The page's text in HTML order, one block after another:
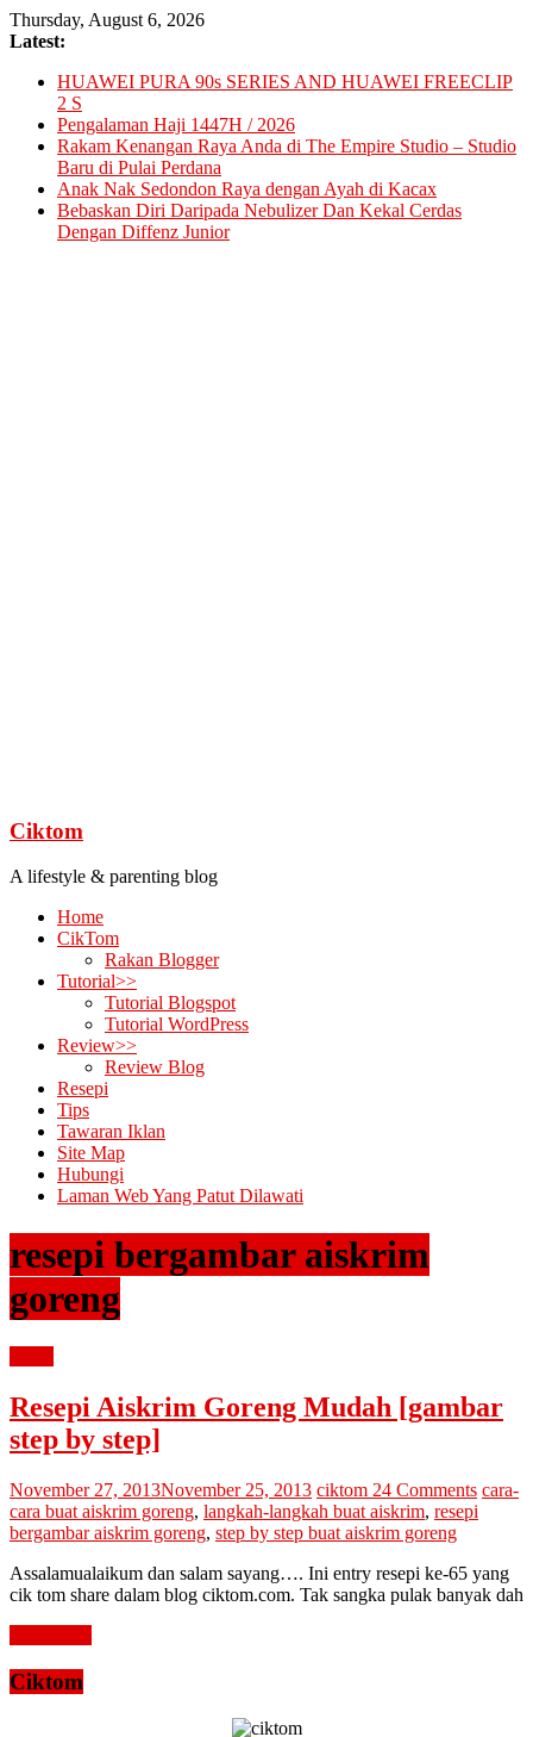
Skip
to
Thursday, August 6, 2026
Latest:
HUAWEI PURA 90s SERIES AND HUAWEI FREECLIP
2 S
Pengalaman Haji 1447H / 2026
Rakam Kenangan Raya Anda di The Empire Studio – Studio
Baru di Pulai Perdana
Anak Nak Sedondon Raya dengan Ayah di Kacax
Bebaskan Diri Daripada Nebulizer Dan Kekal Cerdas
Dengan Diffenz Junior
Ciktom
A lifestyle & parenting blog
Home
CikTom
Rakan Blogger
Tutorial>>
Tutorial Blogspot
Tutorial WordPress
Review>>
Review Blog
Resepi
Tips
Tawaran Iklan
Site Map
Hubungi
Laman Web Yang Patut Dilawati
resepi bergambar aiskrim
goreng
Resepi Aiskrim Goreng Mudah [gambar
step by step]
November 27, 2013November 25, 2013 ciktom 24 Comments cara-
cara buat aiskrim goreng, langkah-langkah buat aiskrim, resepi
bergambar aiskrim goreng, step by step buat aiskrim goreng
Assalamualaikum dan salam sayang…. Ini entry resepi ke-65 yang
cik tom share dalam blog ciktom.com. Tak sangka pulak banyak dah
Ciktom